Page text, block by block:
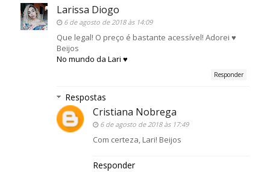
Larissa Diogo
6 de agosto de 2018 às 14:09
Que legal! O preço é bastante acessível! Adorei ♥
Beijos
No mundo da Lari ♥
Responder
Respostas
Cristiana Nobrega
6 de agosto de 2018 às 17:49
Com certeza, Lari! Beijos
Responder